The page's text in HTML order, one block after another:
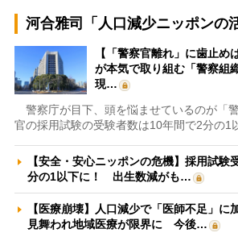
河合雅司「人口減少ニッポンの
【「警察官離れ」に歯止め
が本気で取り組む「警察
現…
警察庁が目下、頭を悩ませているのが「
官の採用試験の受験者数は10年間で2分の1
【安全・安心ニッポンの危機】採用試験
分の1以下に！ 出生数減がも…
【医療崩壊】人口減少で「医師不足」に
見舞われ地域医療が限界に 今後…